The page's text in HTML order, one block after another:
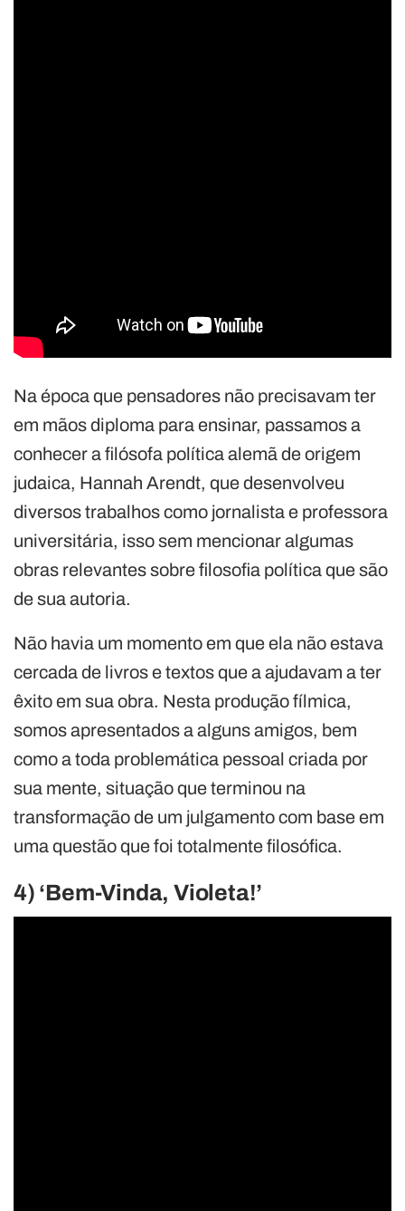
Na época que pensadores não precisavam ter
em mãos diploma para ensinar, passamos a
conhecer a filósofa política alemã de origem
judaica, Hannah Arendt, que desenvolveu
diversos trabalhos como jornalista e professora
universitária, isso sem mencionar algumas
obras relevantes sobre filosofia política que são
de sua autoria.
Não havia um momento em que ela não estava
cercada de livros e textos que a ajudavam a ter
êxito em sua obra. Nesta produção fílmica,
somos apresentados a alguns amigos, bem
como a toda problemática pessoal criada por
sua mente, situação que terminou na
transformação de um julgamento com base em
uma questão que foi totalmente filosófica.
4) ‘Bem-Vinda, Violeta!’